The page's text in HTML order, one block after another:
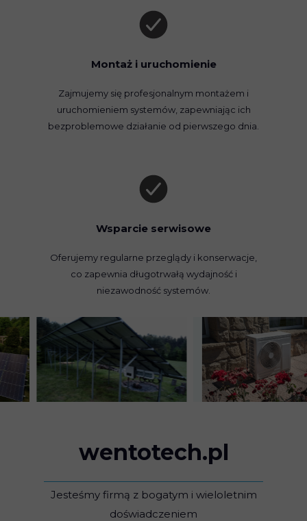
wentotech.pl
Wsparcie serwisowe
Oferujemy regularne przeglądy i konserwacje,
co zapewnia długotrwałą wydajność i
niezawodność systemów.
Montaż i uruchomienie
Zajmujemy się profesjonalnym montażem i
uruchomieniem systemów, zapewniając ich
bezproblemowe działanie od pierwszego dnia.
Jesteśmy firmą z bogatym i wieloletnim
doświadczeniem